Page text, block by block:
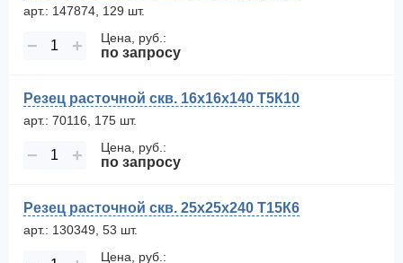
арт.: 147874, 129 шт.
− + Цена, руб.:
по запросу
Резец расточной скв. 16х16х140 Т5К10
арт.: 70116, 175 шт.
− + Цена, руб.:
по запросу
Резец расточной скв. 25х25х240 Т15К6
арт.: 130349, 53 шт.
Цена, руб.: